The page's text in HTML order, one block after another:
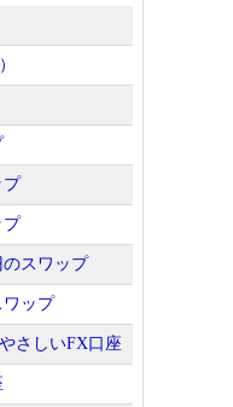
プ
プ
スワップ
ワップ
さしいFX口座